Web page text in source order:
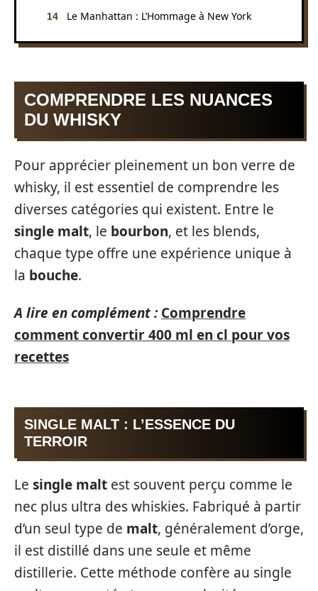
Le Manhattan : L’Hommage à New York
COMPRENDRE LES NUANCES
DU WHISKY
Pour apprécier pleinement un bon verre de
whisky, il est essentiel de comprendre les
diverses catégories qui existent. Entre le
single malt, le bourbon, et les blends,
chaque type offre une expérience unique à
la bouche.
A lire en complément : Comprendre
comment convertir 400 ml en cl pour vos
recettes
SINGLE MALT : L’ESSENCE DU
TERROIR
Le single malt est souvent perçu comme le
nec plus ultra des whiskies. Fabriqué à partir
d’un seul type de malt, généralement d’orge,
il est distillé dans une seule et même
distillerie. Cette méthode confère au single